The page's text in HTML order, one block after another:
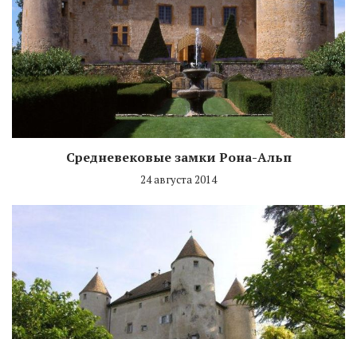
Средневековые замки Рона-Альп
24 августа 2014